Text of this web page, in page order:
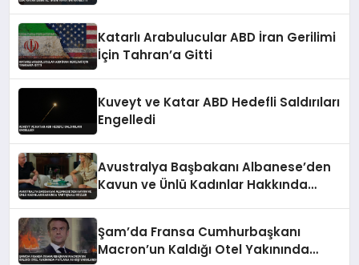
Katarlı Arabulucular ABD İran Gerilimi
İçin Tahran’a Gitti
Kuveyt ve Katar ABD Hedefli Saldırıları
Engelledi
Avustralya Başbakanı Albanese’den
Kavun ve Ünlü Kadınlar Hakkında
Şam’da Fransa Cumhurbaşkanı
Macron’un Kaldığı Otel Yakınında